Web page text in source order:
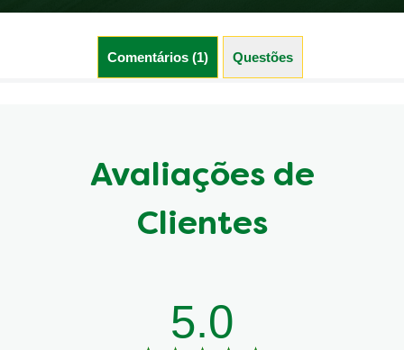
Comentários (1) Questões
Avaliações de
Clientes
5.0